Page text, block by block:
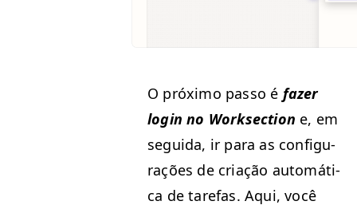
O próx­i­mo pas­so é faz­er
login no Work­sec­tion e, em
segui­da, ir para as con­fig­u­
rações de cri­ação automáti­
ca de tare­fas. Aqui, você